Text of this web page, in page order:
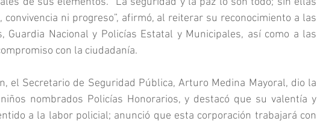
convivencia ni progreso”, afirmó, al reiterar su reconocimiento a las
Guardia Nacional y Policías Estatal y Municipales, así como a las
con la ciudadanía.
el Secretario de Seguridad Pública, Arturo Medina Mayoral, dio la
nombrados Policías Honorarios, y destacó que su valentía y
a la labor policial; anunció que esta corporación trabajará con